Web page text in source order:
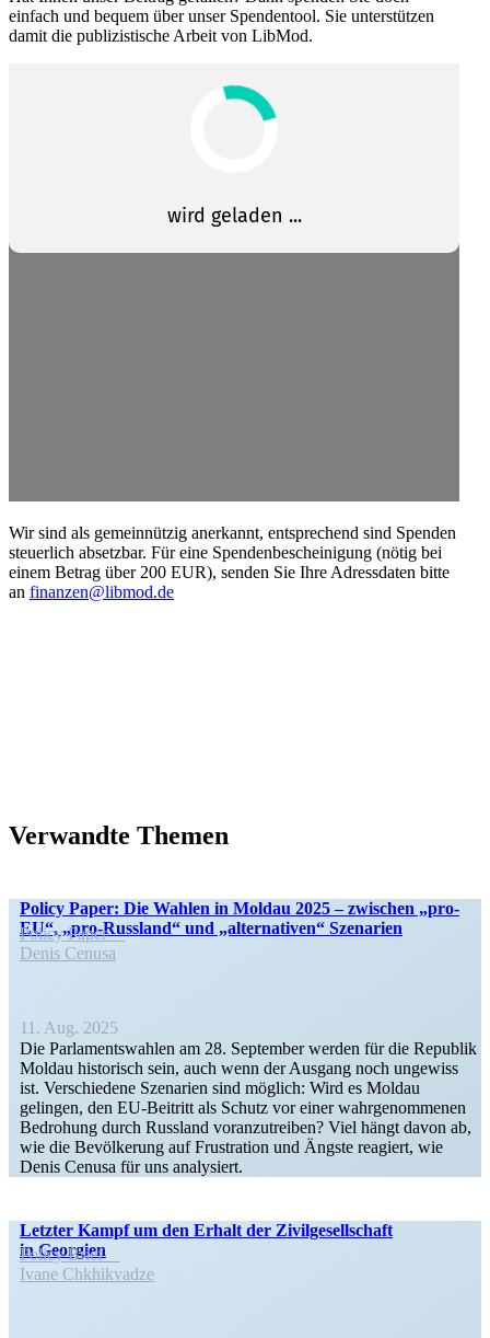
einfach und bequem über unser Spendentool. Sie unter­stützen
damit die publi­zis­tische Arbeit von LibMod.
Wir sind als gemein­nützig anerkannt, entspre­chend sind Spenden
steuerlich absetzbar. Für eine Spenden­be­schei­nigung (nötig bei
einem Betrag über 200 EUR), senden Sie Ihre Adress­daten bitte
an finanzen@libmod.de
Verwandte Themen
Policy Paper: Die Wahlen in Moldau 2025 – zwischen „pro-
EU“, „pro-Russland“ und „alter­na­tiven“ Szenarien
Policy Paper
Denis Cenusa
11. Aug. 2025
Die Parla­ments­wahlen am 28. September werden für die Republik
Moldau histo­risch sein, auch wenn der Ausgang noch ungewiss
ist. Verschiedene Szenarien sind möglich: Wird es Moldau
gelingen, den EU-Beitritt als Schutz vor einer wahrge­nom­menen
Bedrohung durch Russland voran­zu­treiben? Viel hängt davon ab,
wie die Bevöl­kerung auf Frustration und Ängste reagiert, wie
Denis Cenusa für uns analysiert.
Letzter Kampf um den Erhalt der Zivil­ge­sell­schaft
in Georgien
Policy Brief
Ivane Chkhik­vadze